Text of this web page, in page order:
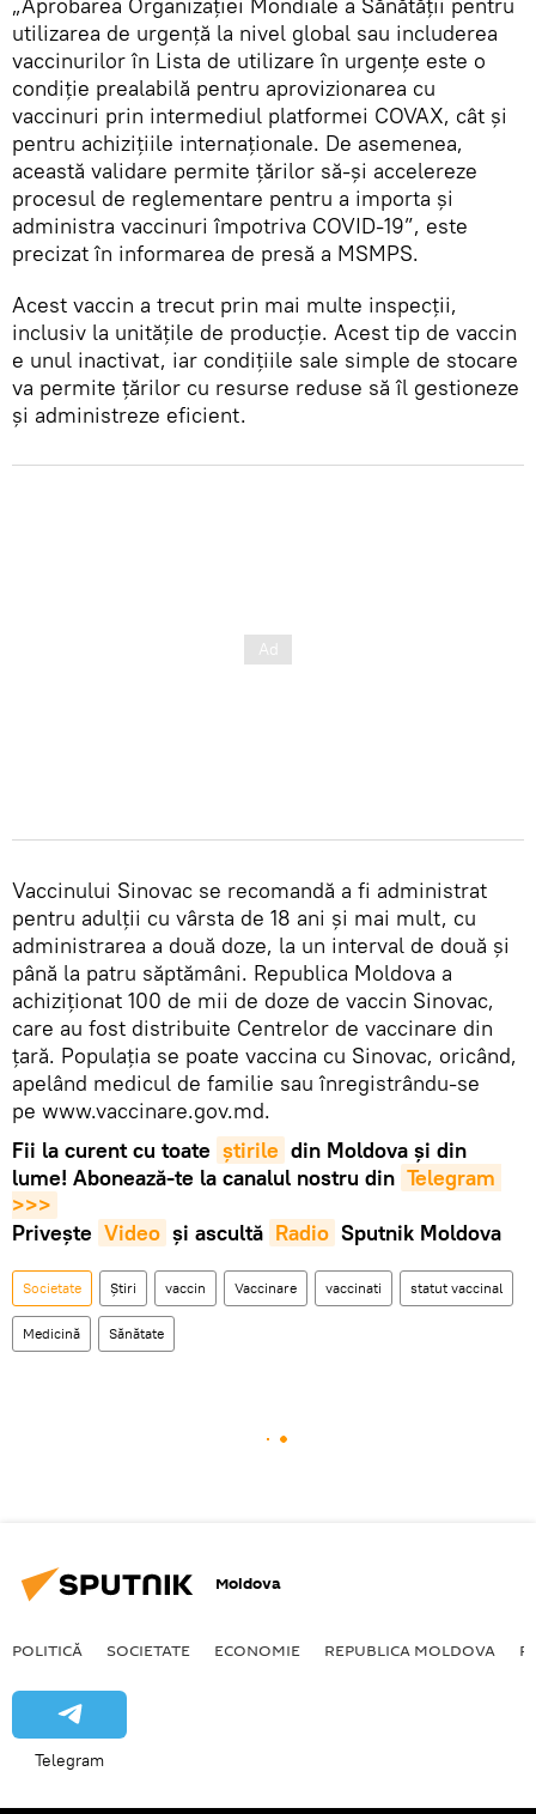
utilizarea de urgență la nivel global sau includerea
vaccinurilor în Lista de utilizare în urgențe este o
condiție prealabilă pentru aprovizionarea cu
vaccinuri prin intermediul platformei COVAX, cât și
pentru achizițiile internaționale. De asemenea,
această validare permite țărilor să-și accelereze
procesul de reglementare pentru a importa și
administra vaccinuri împotriva COVID-19”, este
precizat în informarea de presă a MSMPS.
Acest vaccin a trecut prin mai multe inspecții,
inclusiv la unitățile de producție. Acest tip de vaccin
e unul inactivat, iar condițiile sale simple de stocare
va permite țărilor cu resurse reduse să îl gestioneze
și administreze eficient.
Vaccinului Sinovac se recomandă a fi administrat
pentru adulții cu vârsta de 18 ani și mai mult, cu
administrarea a două doze, la un interval de două și
până la patru săptămâni. Republica Moldova a
achiziționat 100 de mii de doze de vaccin Sinovac,
care au fost distribuite Centrelor de vaccinare din
țară. Populația se poate vaccina cu Sinovac, oricând,
apelând medicul de familie sau înregistrându-se
pe www.vaccinare.gov.md.
Fii la curent cu toate știrile din Moldova și din
lume! Abonează-te la canalul nostru din Telegram
>>>
Privește Video și ascultă Radio Sputnik Moldova
Societate Știri vaccin Vaccinare vaccinati statut vaccinal
Medicină Sănătate
Moldova
POLITICĂ SOCIETATE ECONOMIE REPUBLICA MOLDOVA
Telegram